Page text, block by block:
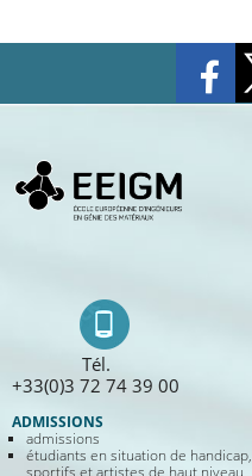
Tél.
+33(0)3 72 74 39 00
ADMISSIONS
admissions
étudiants en situation de handicap,
sportifs et artistes de haut niveau